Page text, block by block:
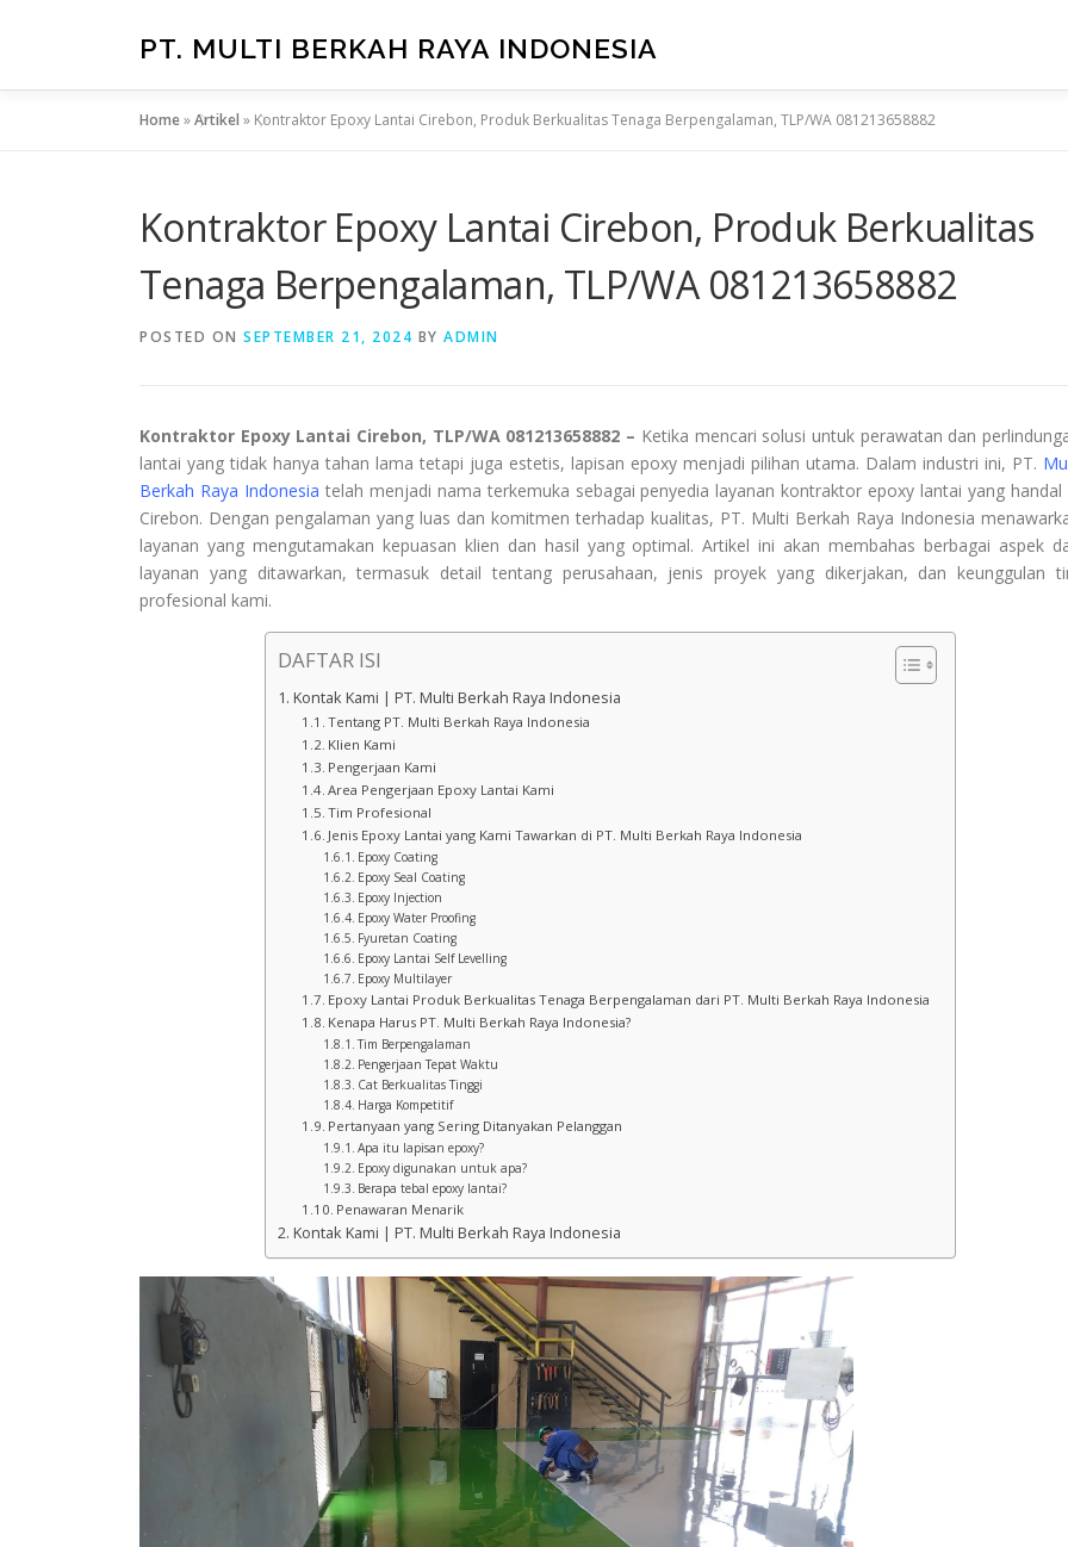
PT. MULTI BERKAH RAYA INDONESIA
Home»Artikel » Kontraktor Epoxy Lantai Cirebon, Produk Berkualitas Tenaga Berpengalaman, TLP/WA 081213658882
Kontraktor Epoxy Lantai Cirebon, Produk Berkualitas
Tenaga Berpengalaman, TLP/WA 081213658882
POSTED ON SEPTEMBER 21, 2024 BY ADMIN
Kontraktor Epoxy Lantai Cirebon, TLP/WA 081213658882 – Ketika mencari solusi untuk perawatan dan
lantai yang tidak hanya tahan lama tetapi juga estetis, lapisan epoxy menjadi pilihan utama. Dalam industri ini, PT.
Berkah Raya Indonesia telah menjadi nama terkemuka sebagai penyedia layanan kontraktor epoxy lantai yang handal
Cirebon. Dengan pengalaman yang luas dan komitmen terhadap kualitas, PT. Multi Berkah Raya Indonesia
layanan yang mengutamakan kepuasan klien dan hasil yang optimal. Artikel ini akan membahas berbagai aspek
layanan yang ditawarkan, termasuk detail tentang perusahaan, jenis proyek yang dikerjakan, dan keunggulan
profesional kami.
DAFTAR ISI
Kontak Kami | PT. Multi Berkah Raya Indonesia
Tentang PT. Multi Berkah Raya Indonesia
Klien Kami
Pengerjaan Kami
Area Pengerjaan Epoxy Lantai Kami
Tim Profesional
Jenis Epoxy Lantai yang Kami Tawarkan di PT. Multi Berkah Raya Indonesia
Epoxy Coating
Epoxy Seal Coating
Epoxy Injection
Epoxy Water Proofing
Fyuretan Coating
Epoxy Lantai Self Levelling
Epoxy Multilayer
Epoxy Lantai Produk Berkualitas Tenaga Berpengalaman dari PT. Multi Berkah Raya Indonesia
Kenapa Harus PT. Multi Berkah Raya Indonesia?
Tim Berpengalaman
Pengerjaan Tepat Waktu
Cat Berkualitas Tinggi
Harga Kompetitif
Pertanyaan yang Sering Ditanyakan Pelanggan
Apa itu lapisan epoxy?
Epoxy digunakan untuk apa?
Berapa tebal epoxy lantai?
Penawaran Menarik
Kontak Kami | PT. Multi Berkah Raya Indonesia